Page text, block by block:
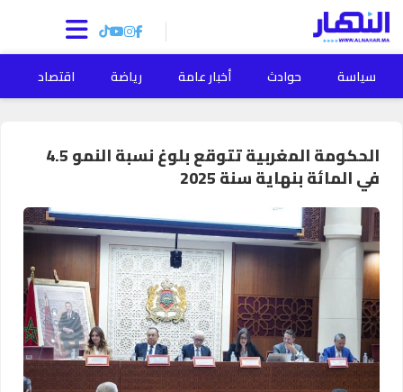
سياسة حوادث أخبار عامة رياضة اقتصاد
الحكومة المغربية تتوقع بلوغ نسبة النمو 4.5
في المائة بنهاية سنة 2025